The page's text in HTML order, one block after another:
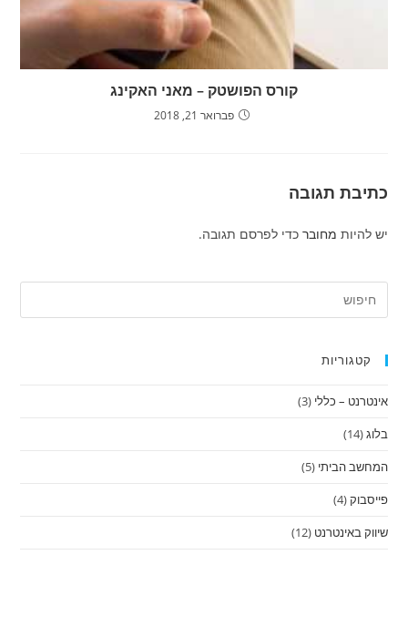
קורס הפושטק – מאני האקינג
פברואר 21, 2018
כתיבת תגובה
יש להיות מחובר כדי לפרסם תגובה.
קטגוריות
אינטרנט – כללי (3)
בלוג(14)
המחשב הביתי (5)
פייסבוק(4)
שיווק באינטרנט (12)